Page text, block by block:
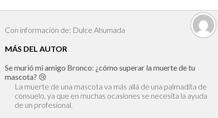
Con información de: Dulce Ahumada
MÁS DEL AUTOR
Se murió mi amigo Bronco: ¿cómo superar la muerte de tu
mascota? 😢
La muerte de una mascota va más allá de una palmadita de
consuelo, ya que en muchas ocasiones se necesita la ayuda
de un profesional.